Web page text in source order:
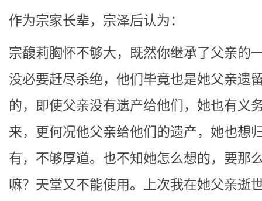
作为宗家长辈，宗泽后认为：
宗馥莉胸怀不够大，既然你继承了父亲的
没必要赶尽杀绝，他们毕竟也是她父亲遗
的，即使父亲没有遗产给他们，她也有义
来，更何况他父亲给他们的遗产，她也想
有，不够厚道。也不知她怎么想的，要那
嘛？天堂又不能使用。上次我在她父亲逝